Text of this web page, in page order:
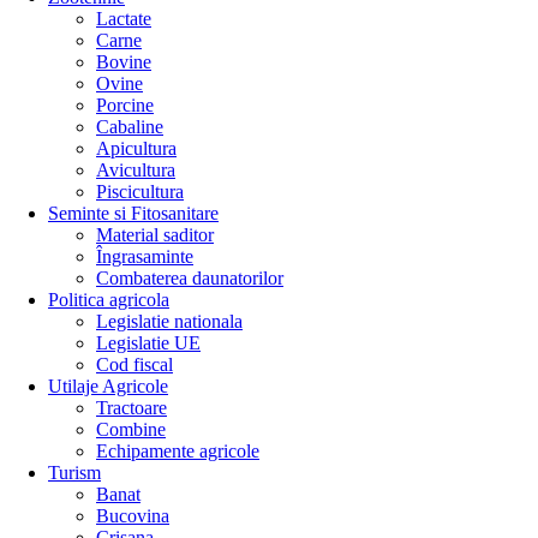
Lactate
Carne
Bovine
Ovine
Porcine
Cabaline
Apicultura
Avicultura
Piscicultura
Seminte si Fitosanitare
Material saditor
Îngrasaminte
Combaterea daunatorilor
Politica agricola
Legislatie nationala
Legislatie UE
Cod fiscal
Utilaje Agricole
Tractoare
Combine
Echipamente agricole
Turism
Banat
Bucovina